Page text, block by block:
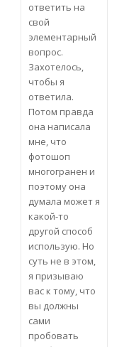
ответить на
свой
элементарный
вопрос.
Захотелось,
чтобы я
ответила.
Потом правда
она написала
мне, что
фотошоп
многогранен и
поэтому она
думала может я
какой-то
другой способ
использую. Но
суть не в этом,
я призываю
вас к тому, что
вы должны
сами
пробовать